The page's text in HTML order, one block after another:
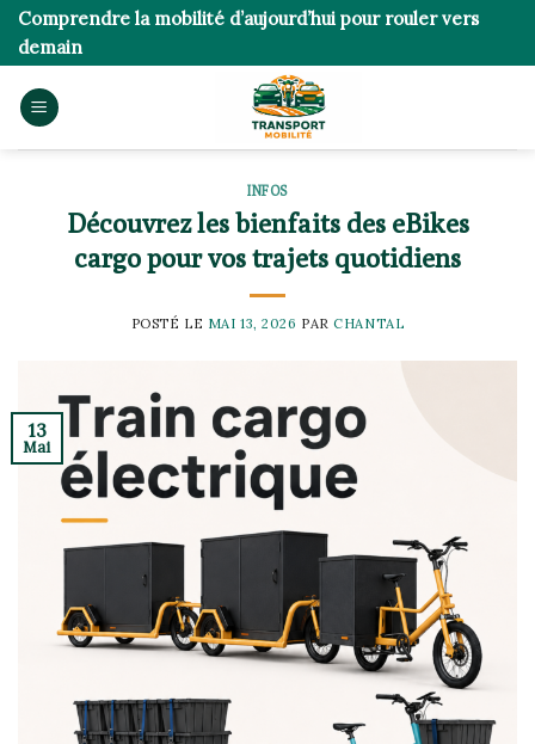
Skip
content
Comprendre la mobilité d’aujourd’hui pour rouler vers
demain
INFOS
Découvrez les bienfaits des eBikes
cargo pour vos trajets quotidiens
POSTÉ LE MAI 13, 2026 PARCHANTAL
13
Mai